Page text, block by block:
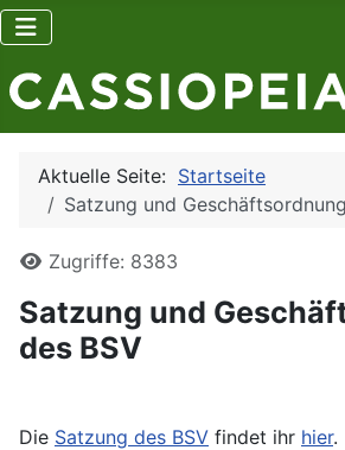
Aktuelle Seite: Startseite
Satzung und
DetailsZugriffe: 8383
Satzung und
des BSV
Die Satzung des BSV findet ihr hier.